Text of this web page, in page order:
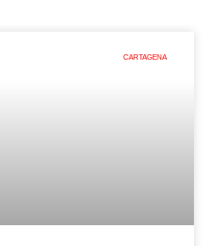
CARTAGENA